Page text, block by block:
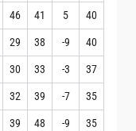
46 41 5 40
29 38 -9 40
30 33 -3 37
32 39 -7 35
39 48 -9 35